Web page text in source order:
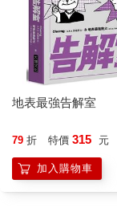
地表最強告解室
79 折 特價 315 元
加入購物車